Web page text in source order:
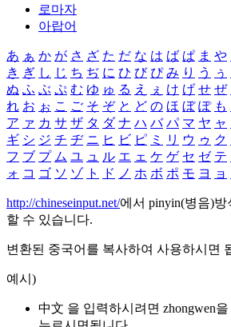
로마자
아랍어
あ ぁ か が さ ざ た だ な は ば ぱ ま や
き ぎ し じ ち ぢ に ひ び ぴ み り う ぅ
ぬ ふ ぶ ぷ む ゆ ゅ る え ぇ け げ せ ぜ
れ お ぉ こ ご そ ぞ と ど の ほ ぼ ぽ も
ア ァ カ サ ザ タ ダ ナ ハ バ パ マ ヤ ャ
ギ シ ジ チ ヂ ニ ヒ ビ ピ ミ リ ウ ゥ ク
フ ブ プ ム ユ ュ ル エ ェ ケ ゲ セ ゼ テ
ォ コ ゴ ソ ゾ ト ド ノ ホ ボ ポ モ ヨ ョ
http://chineseinput.net/에서 pinyin(병음)
할 수 있습니다.
변환된 중국어를 복사하여 사용하시면
예시)
中文 을 입력하시려면 zhongwen을